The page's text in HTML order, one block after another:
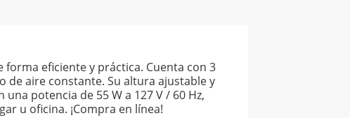
forma eficiente y práctica. Cuenta con 3
de aire constante. Su altura ajustable y
potencia de 55 W a 127 V / 60 Hz,
u oficina. ¡Compra en línea!